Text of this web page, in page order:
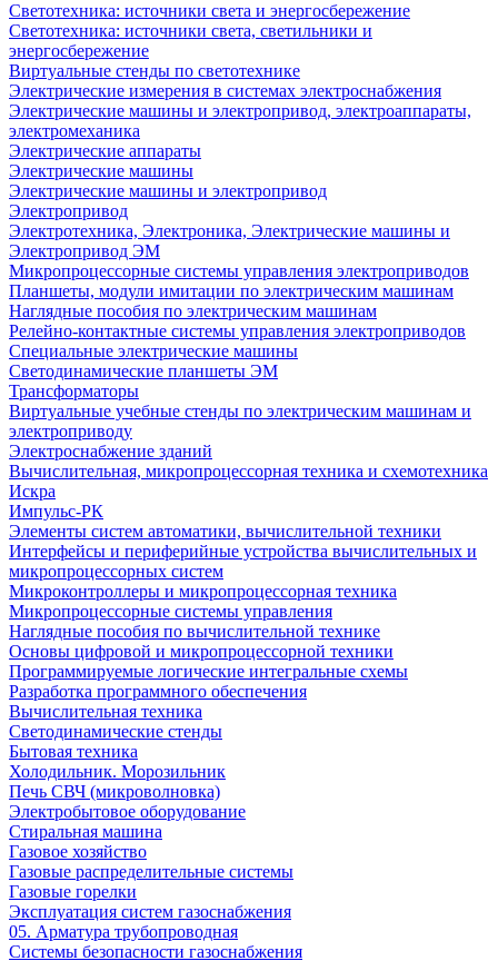
Светотехника: источники света и энергосбережение
Светотехника: источники света, светильники и
энергосбережение
Виртуальные стенды по светотехнике
Электрические измерения в системах электроснабжения
Электрические машины и электропривод, электроаппараты,
электромеханика
Электрические аппараты
Электрические машины
Электрические машины и электропривод
Электропривод
Электротехника, Электроника, Электрические машины и
Электропривод ЭМ
Микропроцессорные системы управления электроприводов
Планшеты, модули имитации по электрическим машинам
Наглядные пособия по электрическим машинам
Релейно-контактные системы управления электроприводов
Специальные электрические машины
Светодинамические планшеты ЭМ
Трансформаторы
Виртуальные учебные стенды по электрическим машинам и
электроприводу
Электроснабжение зданий
Вычислительная, микропроцессорная техника и схемотехника
Искра
Импульс-РК
Элементы систем автоматики, вычислительной техники
Интерфейсы и периферийные устройства вычислительных и
микропроцессорных систем
Микроконтроллеры и микропроцессорная техника
Микропроцессорные системы управления
Наглядные пособия по вычислительной технике
Основы цифровой и микропроцессорной техники
Программируемые логические интегральные схемы
Разработка программного обеспечения
Вычислительная техника
Светодинамические стенды
Бытовая техника
Холодильник. Морозильник
Печь СВЧ (микроволновка)
Электробытовое оборудование
Стиральная машина
Газовое хозяйство
Газовые распределительные системы
Газовые горелки
Эксплуатация систем газоснабжения
05. Арматура трубопроводная
Системы безопасности газоснабжения